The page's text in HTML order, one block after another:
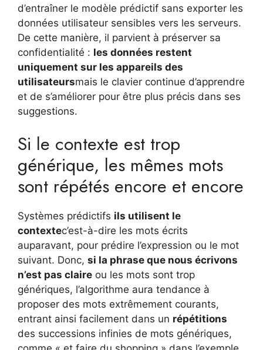
d’entraîner le modèle prédictif sans exporter les
données utilisateur sensibles vers les serveurs.
De cette manière, il parvient à préserver sa
confidentialité : les données restent
uniquement sur les appareils des
utilisateursmais le clavier continue d’apprendre
et de s’améliorer pour être plus précis dans ses
suggestions.
Si le contexte est trop
générique, les mêmes mots
sont répétés encore et encore
Systèmes prédictifs ils utilisent le
contextec’est-à-dire les mots écrits
auparavant, pour prédire l’expression ou le mot
suivant. Donc, si la phrase que nous écrivons
n’est pas claire ou les mots sont trop
génériques, l’algorithme aura tendance à
proposer des mots extrêmement courants,
entrant ainsi facilement dans un répétitions
des successions infinies de mots génériques,